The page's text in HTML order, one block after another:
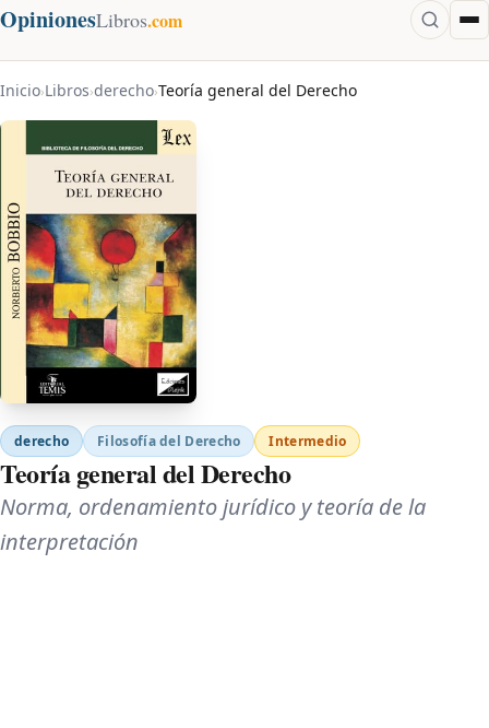
OpinionesLibros.com
Inicio›Libros›derecho›Teoría general del Derecho
derecho Filosofía del Derecho Intermedio
Teoría general del Derecho
Norma, ordenamiento jurídico y teoría de la
interpretación